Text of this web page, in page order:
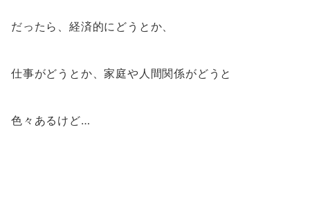
だったら、経済的にどうとか、
仕事がどうとか、家庭や人間関係がどうと
色々あるけど…